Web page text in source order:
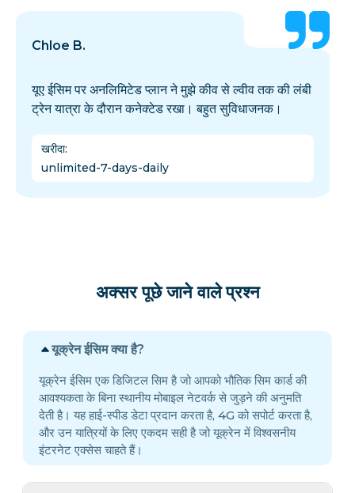
Chloe B.
यूए ईसिम पर अनलिमिटेड प्लान ने मुझे कीव से ल्वीव तक की लंबी
ट्रेन यात्रा के दौरान कनेक्टेड रखा। बहुत सुविधाजनक।
खरीदा:
unlimited-7-days-daily
अक्सर पूछे जाने वाले प्रश्न
यूक्रेन ईसिम क्या है?
यूक्रेन ईसिम एक डिजिटल सिम है जो आपको भौतिक सिम कार्ड की
आवश्यकता के बिना स्थानीय मोबाइल नेटवर्क से जुड़ने की अनुमति
देती है। यह हाई-स्पीड डेटा प्रदान करता है, 4G को सपोर्ट करता है,
और उन यात्रियों के लिए एकदम सही है जो यूक्रेन में विश्वसनीय
इंटरनेट एक्सेस चाहते हैं।